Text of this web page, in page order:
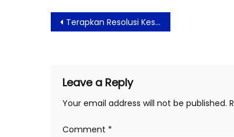
Post
navigation
Terapkan Resolusi Kesehatan di Tahun Baru
Leave a Reply
Your email address will not be published.
Comment *